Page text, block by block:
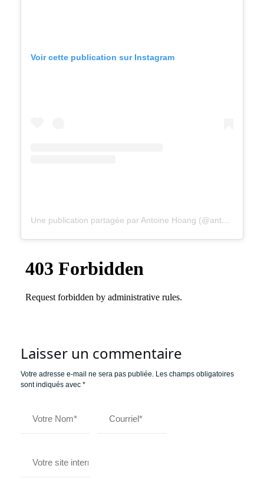
Voir cette publication sur Instagram
Une publication partagée par Antoine Hoang (@antoinehoang1995)
Laisser un commentaire
Votre adresse e-mail ne sera pas publiée. Les champs obligatoires
sont indiqués avec *